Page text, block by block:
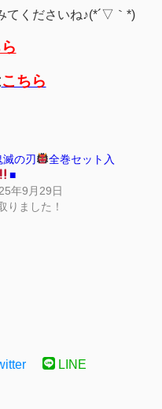
てくださいね♪(*´▽｀*)
こちら
滅の刃
全巻セット入
■
年9月29日
りました！
LINE